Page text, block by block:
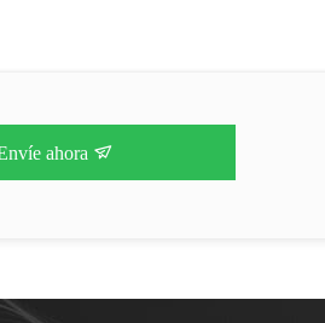
ahora